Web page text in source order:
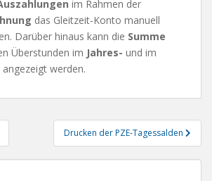
im Rahmen der
das Gleitzeit-Konto manuell
Darüber hinaus kann die Summe
Überstunden im Jahres- und im
angezeigt werden.
Drucken der PZE-Tagessalden